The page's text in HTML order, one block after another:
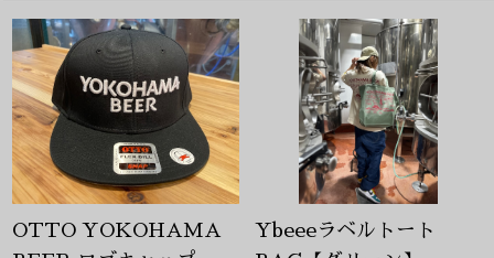
OTTO YOKOHAMA
Ybeeeラベルトート